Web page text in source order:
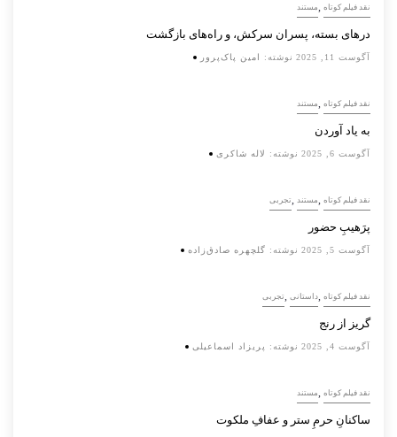
مستند, نقد فیلم کوتاه
درهای بسته، پسران سرکش، و راه‌های بازگشت
نوشته: امین پاک‌پرور آگوست 11, 2025
مستند, نقد فیلم کوتاه
به یاد آوردن
نوشته: لاله شاکری آگوست 6, 2025
تجربی, مستند, نقد فیلم کوتاه
پرَهیب‌ِ حضور
نوشته: گلچهره صادق‌زاده آگوست 5, 2025
تجربی, داستانی, نقد فیلم کوتاه
گریز از رنج
نوشته: پریزاد اسماعیلی آگوست 4, 2025
مستند, نقد فیلم کوتاه
ساکنانِ حرمِ ستر و عفافِ ملکوت